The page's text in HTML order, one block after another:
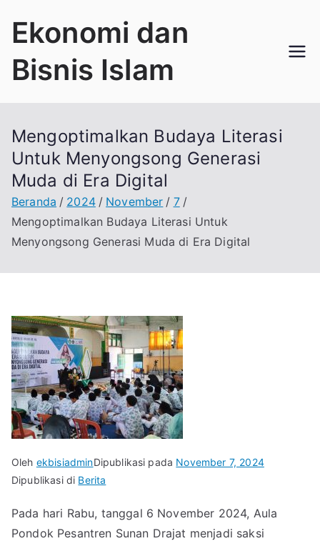
Ekonomi dan
Bisnis Islam
Mengoptimalkan Budaya Literasi
Untuk Menyongsong Generasi
Muda di Era Digital
Beranda 2024 November
7
Mengoptimalkan Budaya Literasi Untuk
Menyongsong Generasi Muda di Era Digital
Oleh ekbisiadminDipublikasi pada November 7, 2024
Dipublikasi di Berita
Pada hari Rabu, tanggal 6 November 2024, Aula
Pondok Pesantren Sunan Drajat menjadi saksi